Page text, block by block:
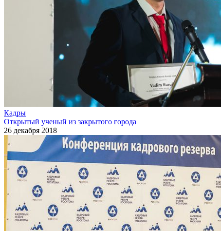
Кадры
Открытый ученый из закрытого города
26 декабря 2018